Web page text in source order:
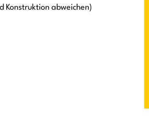
Konstruktion abweichen)